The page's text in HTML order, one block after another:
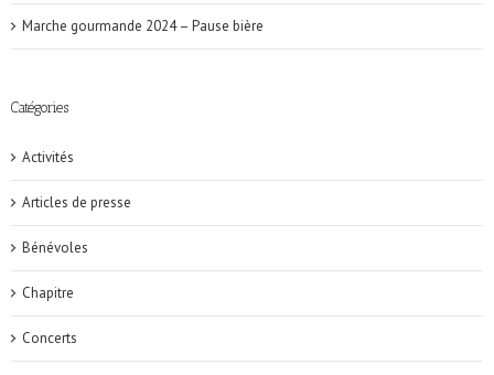
Marche gourmande 2024 – Pause bière
Catégories
Activités
Articles de presse
Bénévoles
Chapitre
Concerts